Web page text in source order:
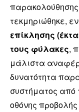
τεκμηριώθηκε,
επίκλησης
τους φύλακες,
μάλιστα
δυνατότητα
συστήματος από
οθόνης